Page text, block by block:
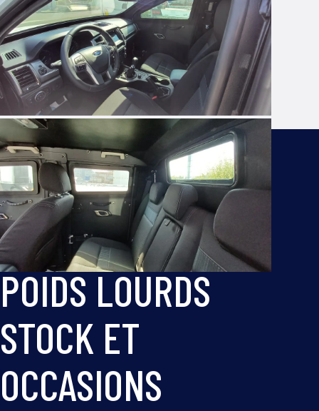
Vous avez besoin d’informations ?
Vous avez un projet ?
CONTACTEZ-NOUS
SUV
PICK-UP
POIDS LOURDS
STOCK ET
OCCASIONS